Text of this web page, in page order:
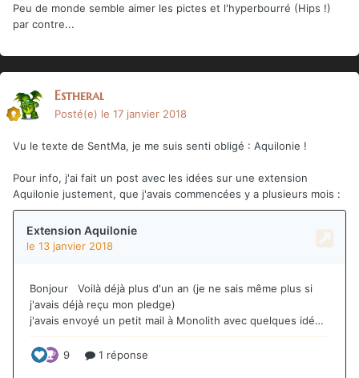
Peu de monde semble aimer les pictes et l'hyperbourré (Hips !)
par contre...
Estheral
Posté(e) le 17 janvier 2018
Vu le texte de SentMa, je me suis senti obligé : Aquilonie !
Pour info, j'ai fait un post avec les idées sur une extension
Aquilonie justement, que j'avais commencées y a plusieurs mois :